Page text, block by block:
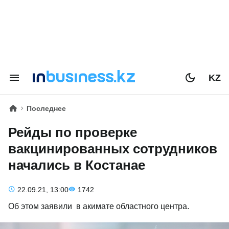
KZ
Последнее
Рейды по проверке
вакцинированных сотрудников
начались в Костанае
22.09.21, 13:00 1742
Об этом заявили в акимате областного центра.